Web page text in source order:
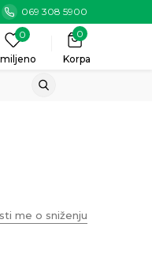
069 308 5900
Korpa
0
0
me o sniženju